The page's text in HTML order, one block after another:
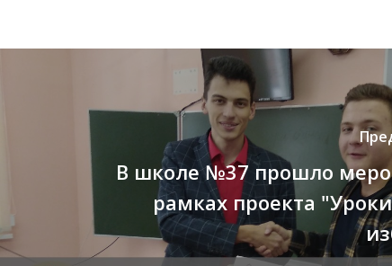
В школе №37 прошло
рамках проекта